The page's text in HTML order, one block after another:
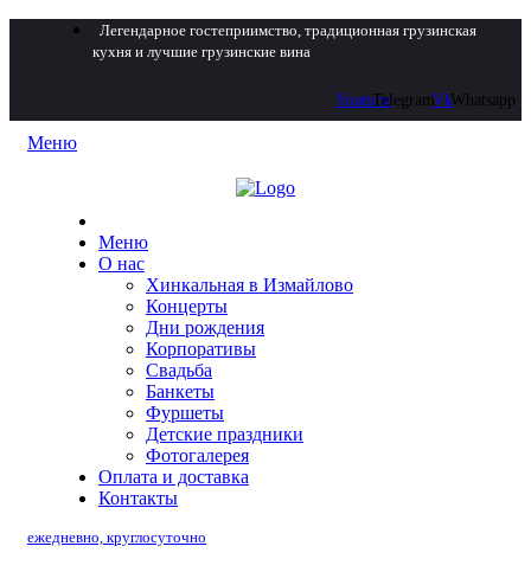
Легендарное гостеприимство, традиционная грузинская
кухня и лучшие грузинские вина
YoutubeTelegramVkWhatsapp
Меню
Меню
О нас
Хинкальная в Измайлово
Концерты
Дни рождения
Корпоративы
Свадьба
Банкеты
Фуршеты
Детские праздники
Фотогалерея
Оплата и доставка
Контакты
ежедневно, круглосуточно